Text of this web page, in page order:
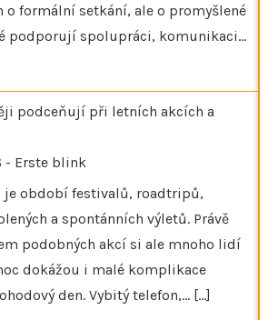
o formální setkání, ale o promyšlené
podporují spolupráci, komunikaci…
podceňují při letních akcích a
- Erste blink
je období festivalů, roadtripů,
a spontánních výletů. Právě
podobných akcí si ale mnoho lidí
dokážou i malé komplikace
den. Vybitý telefon,… [...]